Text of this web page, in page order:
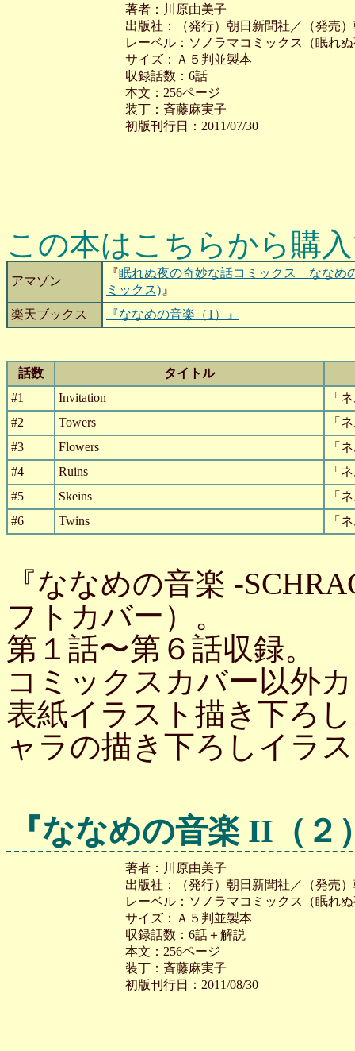
著者：川原由美子
出版社：（発行）朝日新聞社／（発売
レーベル：ソノラマコミックス（眠れ
サイズ：Ａ５判並製本
収録話数：6話
本文：256ページ
装丁：斉藤麻実子
初版刊行日：2011/07/30
この本はこちらから購
アマゾン
『眠れぬ夜の奇妙な話コミックス ななめ
ミックス)』
楽天ブックス
『ななめの音楽（1）』
話数
タイトル
#1
Invitation
「
#2
Towers
「
#3
Flowers
「
#4
Ruins
「
#5
Skeins
「
#6
Twins 「
『ななめの音楽 -
フトカバー）。
第１話〜第６話収録。
コミックスカバー以外
表紙イラスト描き下ろ
ャラの描き下ろしイラ
『ななめの音楽 II（２
著者：川原由美子
出版社：（発行）朝日新聞社／（発売
レーベル：ソノラマコミックス（眠れ
サイズ：Ａ５判並製本
収録話数：6話＋解説
本文：256ページ
装丁：斉藤麻実子
初版刊行日：2011/08/30